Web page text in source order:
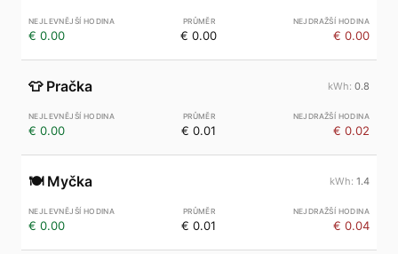
€ 0.00 € 0.00 € 0.00
👕 Pračka 0.8
€ 0.00 € 0.01 € 0.02
🍽️ Myčka 1.4
€ 0.00 € 0.01 € 0.04